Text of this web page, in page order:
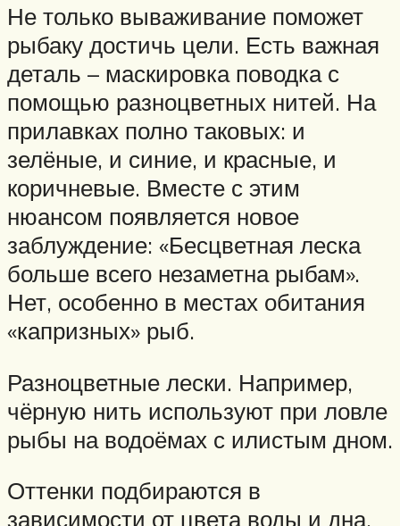
Не только вываживание поможет
рыбаку достичь цели. Есть важная
деталь – маскировка поводка с
помощью разноцветных нитей. На
прилавках полно таковых: и
зелёные, и синие, и красные, и
коричневые. Вместе с этим
нюансом появляется новое
заблуждение: «Бесцветная леска
больше всего незаметна рыбам».
Нет, особенно в местах обитания
«капризных» рыб.
Разноцветные лески. Например,
чёрную нить используют при ловле
рыбы на водоёмах с илистым дном.
Оттенки подбираются в
зависимости от цвета воды и дна.